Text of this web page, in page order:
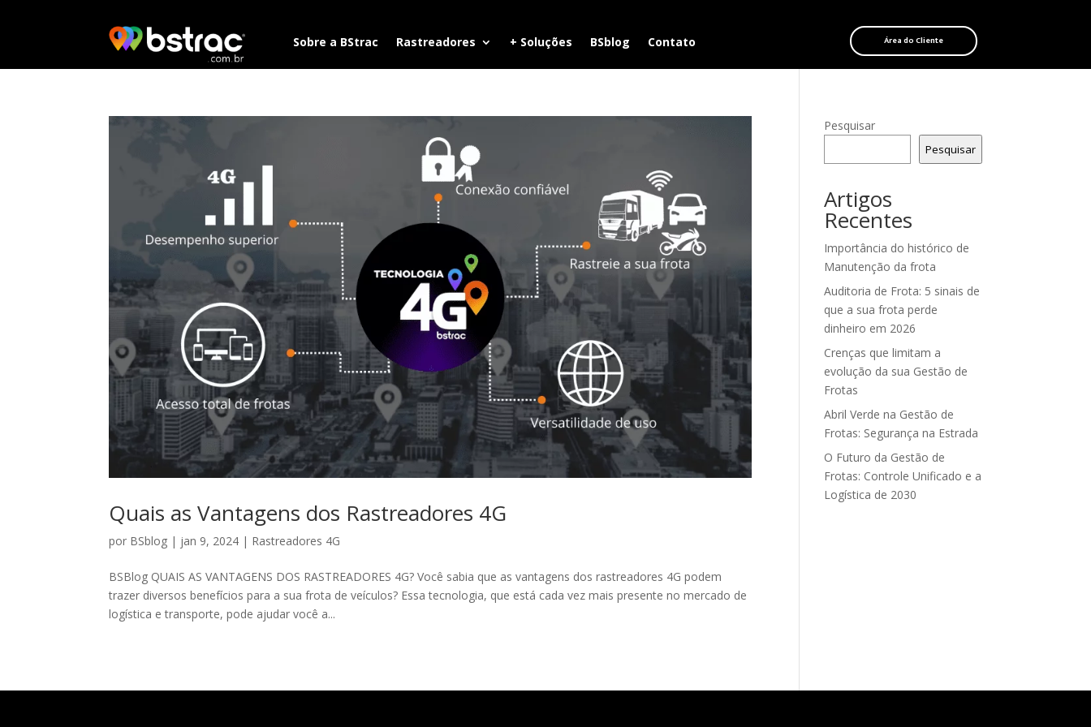
Sobre a BStrac Rastreadores + Soluções BSblog Contato Área do Cliente
Quais as Vantagens dos Rastreadores 4G
por BSblog | jan 9, 2024 | Rastreadores 4G
BSBlog QUAIS AS VANTAGENS DOS RASTREADORES 4G? Você sabia que as vantagens dos rastreadores 4G podem
trazer diversos benefícios para a sua frota de veículos? Essa tecnologia, que está cada vez mais presente no mercado de
logística e transporte, pode ajudar você a...
Pesquisar
Pesquisar
Artigos
Recentes
Importância do histórico de
Manutenção da frota
Auditoria de Frota: 5 sinais de
que a sua frota perde
dinheiro em 2026
Crenças que limitam a
evolução da sua Gestão de
Frotas
Abril Verde na Gestão de
Frotas: Segurança na Estrada
O Futuro da Gestão de
Frotas: Controle Unificado e a
Logística de 2030